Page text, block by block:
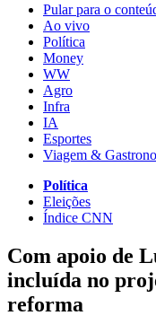
Pular para o
Ao vivo
Política
Money
WW
Agro
Infra
IA
Esportes
Viagem &
Política
Eleições
Índice CNN
Com apoio de
incluída no
reforma